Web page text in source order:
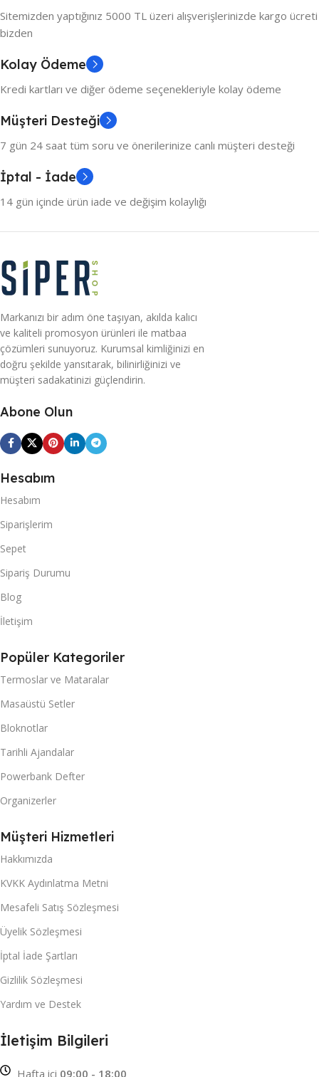
Sitemizden yaptığınız 5000 TL üzeri alışverişlerinizde kargo ücreti
bizden
Kolay Ödeme
Kredi kartları ve diğer ödeme seçenekleriyle kolay ödeme
Müşteri Desteği
7 gün 24 saat tüm soru ve önerilerinize canlı müşteri desteği
İptal - İade
14 gün içinde ürün iade ve değişim kolaylığı
Markanızı bir adım öne taşıyan, akılda kalıcı
ve kaliteli promosyon ürünleri ile matbaa
çözümleri sunuyoruz. Kurumsal kimliğinizi en
doğru şekilde yansıtarak, bilinirliğinizi ve
müşteri sadakatinizi güçlendirin.
Abone Olun
Hesabım
Hesabım
Siparişlerim
Sepet
Sipariş Durumu
Blog
İletişim
Popüler Kategoriler
Termoslar ve Mataralar
Masaüstü Setler
Bloknotlar
Tarihli Ajandalar
Powerbank Defter
Organizerler
Müşteri Hizmetleri
Hakkımızda
KVKK Aydınlatma Metni
Mesafeli Satış Sözleşmesi
Üyelik Sözleşmesi
İptal İade Şartları
Gizlilik Sözleşmesi
Yardım ve Destek
İletişim Bilgileri
Hafta içi 09:00 - 18:00